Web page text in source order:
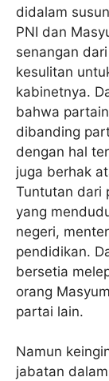
didalam
PNI dan
senangan
kesulitan
kabinetnya.
bahwa
dibanding
dengan hal
juga berhak
Tuntutan dari
yang
negeri,
pendidikan.
bersetia
orang
partai lain.
Namun
jabatan